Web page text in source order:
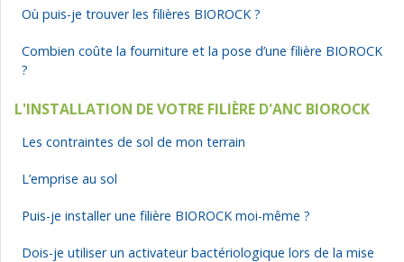
Où puis-je trouver les filières BIOROCK ?
Combien coûte la fourniture et la pose d’une filière BIOROCK
?
L'INSTALLATION DE VOTRE FILIÈRE D'ANC BIOROCK
Les contraintes de sol de mon terrain
L’emprise au sol
Puis-je installer une filière BIOROCK moi-même ?
Dois-je utiliser un activateur bactériologique lors de la mise